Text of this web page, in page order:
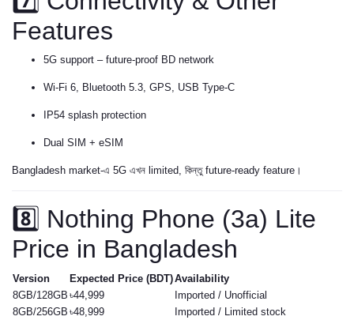
Features
5G support – future-proof BD network
Wi-Fi 6, Bluetooth 5.3, GPS, USB Type-C
IP54 splash protection
Dual SIM + eSIM
Bangladesh market-এ 5G এখন limited, কিন্তু future-ready feature।
8️⃣ Nothing Phone (3a) Lite
Price in Bangladesh
Version Expected Price (BDT)Availability
8GB/128GB ৳44,999
Imported / Unofficial
8GB/256GB ৳48,999
Imported / Limited stock